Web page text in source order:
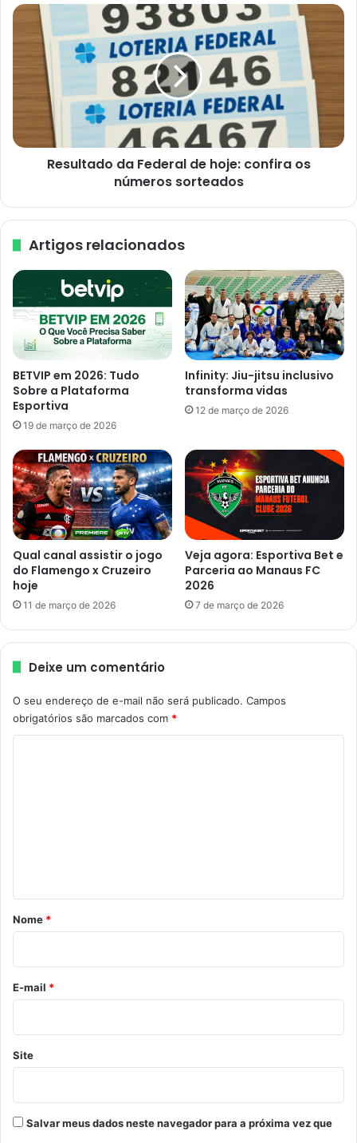
Resultado
Federal
confira
os
números
sorteados
Resultado da Federal de hoje: confira os
números sorteados
Artigos relacionados
BETVIP em 2026: Tudo
Sobre a Plataforma
Esportiva
19 de março de 2026
Infinity: Jiu-jitsu inclusivo
transforma vidas
12 de março de 2026
Qual canal assistir o jogo
do Flamengo x Cruzeiro
hoje
11 de março de 2026
Veja agora: Esportiva Bet e
Parceria ao Manaus FC
2026
7 de março de 2026
Deixe um comentário
O seu endereço de e-mail não será publicado. Campos
obrigatórios são marcados com *
r
o
*
Nome *
E-mail *
Site
Salvar meus dados neste navegador para a próxima vez que